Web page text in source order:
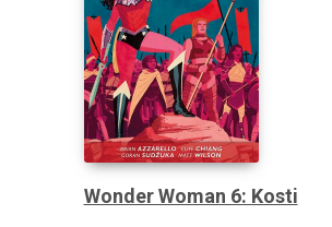
Wonder Woman 6: Kosti